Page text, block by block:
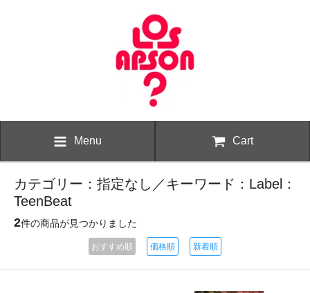
Menu Cart
カテゴリー：指定なし／キーワード：Label：
TeenBeat
2件の商品が見つかりました
おすすめ順 価格順 新着順